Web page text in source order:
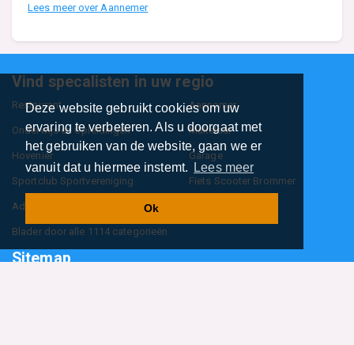
Deze website gebruikt cookies om uw
ervaring te verbeteren. Als u doorgaat met
het gebruiken van de website, gaan we er
vanuit dat u hiermee instemt.
Lees meer
Ok
Lees meer over Aannemer
Vind specalisten in uw regio
Restaurant Aannemer
Onderwijs en Opleidingen Makelaar
Hovenier Garage
Sportclub Sportvereniging Fiets Scooter Brommer
Administratiekantoor
Blader door alle 1114 categorieën
Sitemap